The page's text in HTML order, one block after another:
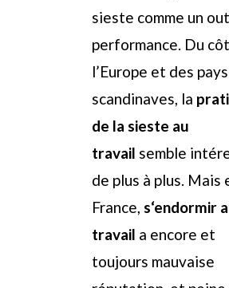
sieste comme un
performance. Du
l’Europe et des pays
scandinaves, la
de la sieste au
travail semble
de plus à plus. Mais
France, s‘endormir
travail a encore et
toujours mauvaise